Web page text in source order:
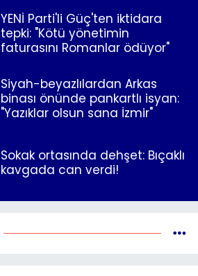
YENİ Parti'li Güç'ten iktidara
tepki: "Kötü yönetimin
faturasını Romanlar ödüyor"
Siyah-beyazlılardan Arkas
binası önünde pankartlı isyan:
"Yazıklar olsun sana İzmir"
Sokak ortasında dehşet: Bıçaklı
kavgada can verdi!